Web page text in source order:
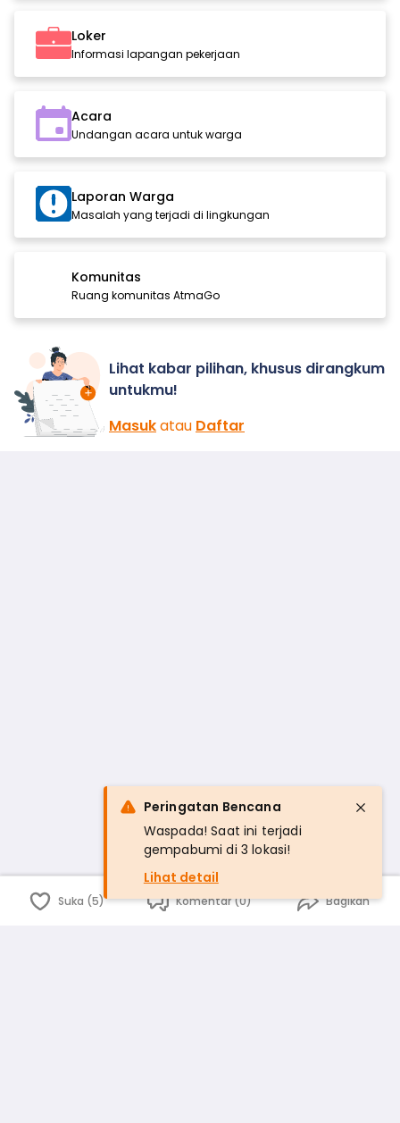
Loker
Informasi lapangan pekerjaan
Acara
Undangan acara untuk warga
Laporan Warga
Masalah yang terjadi di lingkungan
Komunitas
Ruang komunitas AtmaGo
Lihat kabar pilihan, khusus dirangkum
untukmu!
Masukatau Daftar
Suka (5) Komentar (0) Bagikan
Peringatan Bencana
Waspada! Saat ini terjadi
gempabumi di 3 lokasi!
Lihat detail